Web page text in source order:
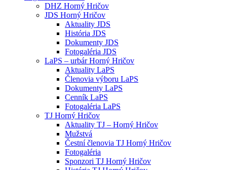
DHZ Horný Hričov
JDS Horný Hričov
Aktuality JDS
História JDS
Dokumenty JDS
Fotogaléria JDS
LaPS – urbár Horný Hričov
Aktuality LaPS
Členovia výboru LaPS
Dokumenty LaPS
Cenník LaPS
Fotogaléria LaPS
TJ Horný Hričov
Aktuality TJ – Horný Hričov
Mužstvá
Čestní členovia TJ Horný Hričov
Fotogaléria
Sponzori TJ Horný Hričov